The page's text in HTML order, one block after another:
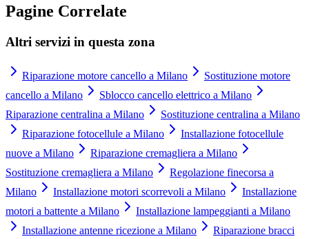
Pagine Correlate
Altri servizi in questa zona
Riparazione motore cancello a Milano
Sostituzione motore
cancello a Milano
Sblocco cancello elettrico a Milano
Riparazione centralina a Milano
Sostituzione centralina a Milano
Riparazione fotocellule a Milano
Installazione fotocellule
nuove a Milano
Riparazione cremagliera a Milano
Sostituzione cremagliera a Milano
Regolazione finecorsa a
Milano
Installazione motori scorrevoli a Milano
Installazione
motori a battente a Milano
Installazione lampeggianti a Milano
Installazione antenne ricezione a Milano
Riparazione bracci